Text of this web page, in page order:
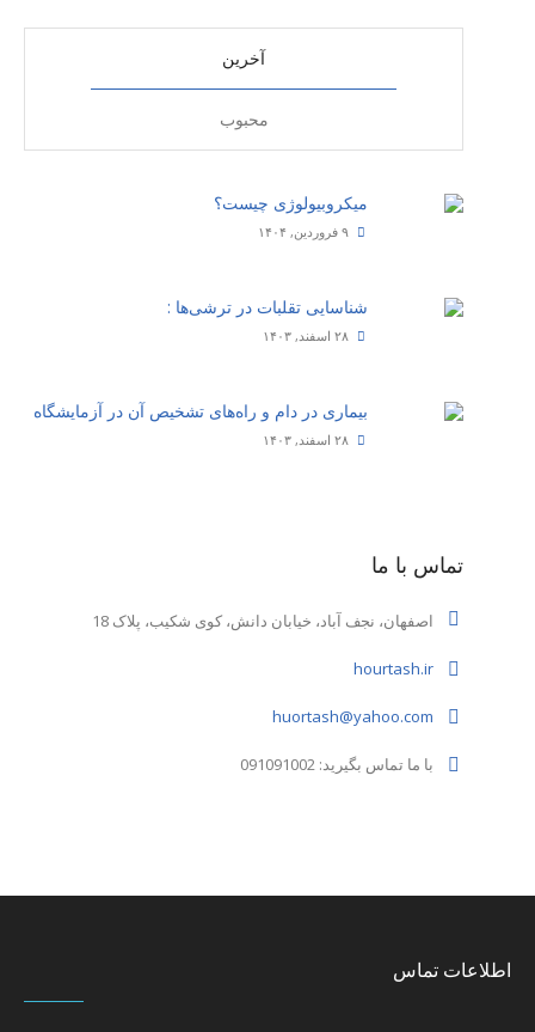
آخرین
محبوب
میکروبیولوژی چیست؟
۹ فروردین, ۱۴۰۴
شناسایی تقلبات در ترشی‌ها :
۲۸ اسفند, ۱۴۰۳
بیماری‌ در دام و راه‌های تشخیص آن در آزمایشگاه
۲۸ اسفند, ۱۴۰۳
تماس با ما
اصفهان، نجف آباد، خیابان دانش، کوی شکیب، پلاک 18
hourtash.ir
huortash@yahoo.com
با ما تماس بگیرید: 091091002
اطلاعات تماس